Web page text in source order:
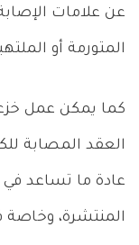
عن علامات
المتورمة أو
كما يمكن عمل
العقد المصابة
عادة ما تساعد في
المنتشرة،